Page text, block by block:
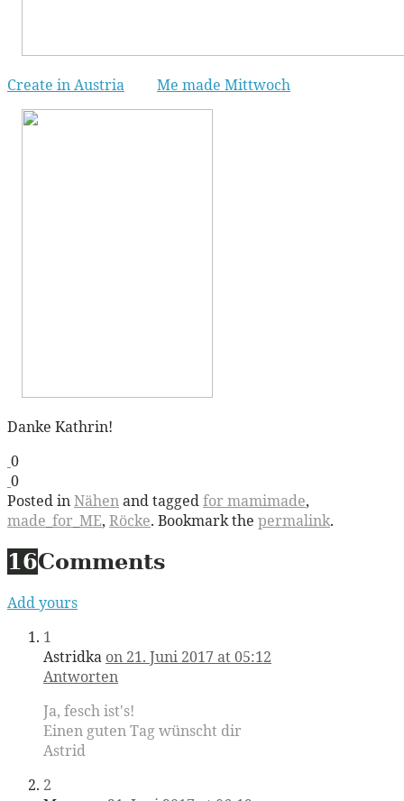
Create in Austria Me made Mittwoch
Danke Kathrin!
0
0
Posted inNähenand taggedfor mamimade,
made_for_ME, Röcke. Bookmark the permalink.
16Comments
Add yours
1
Astridka on 21. Juni 2017 at 05:12
Antworten
Ja, fesch ist's!
Einen guten Tag wünscht dir
Astrid
2